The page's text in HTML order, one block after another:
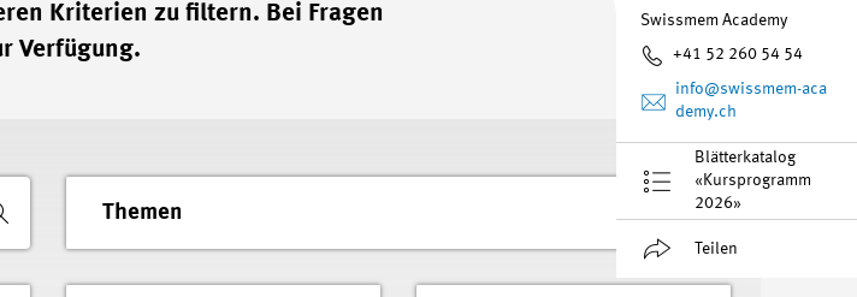
Swissmem Academy
+41 52 260 54 54
info@swissmem-aca
demy.ch
Blätterkatalog
«Kursprogramm
2026»
Teilen
Kriterien zu filtern. Bei Fragen
Verfügung.
Themen